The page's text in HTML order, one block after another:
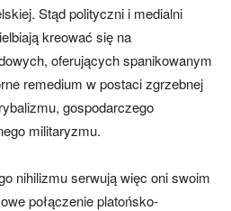
Stąd polityczni i medialni
kreować się na
oferujących spanikowanym
remedium w postaci zgrzebnej
gospodarczego
militaryzmu.
nihilizmu serwują więc oni swoim
połączenie platońsko-